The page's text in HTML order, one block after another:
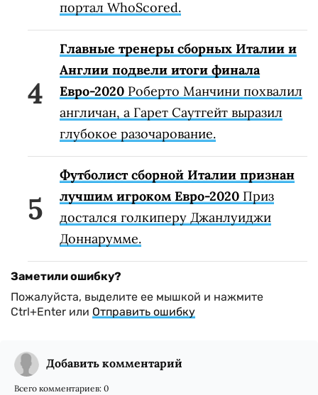
портал WhoScored.
Главные тренеры сборных Италии и
Англии подвели итоги финала
Евро-2020 Роберто Манчини похвалил
англичан, а Гарет Саутгейт выразил
глубокое разочарование.
Футболист сборной Италии признан
лучшим игроком Евро-2020 Приз
достался голкиперу Джанлуиджи
Доннарумме.
Заметили ошибку?
Пожалуйста, выделите ее мышкой и нажмите
Ctrl+Enter или Отправить ошибку
Добавить комментарий
Всего комментариев: 0